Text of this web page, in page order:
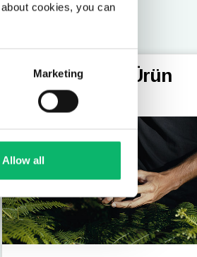
cookies, you can
Marketing
Allow all
İnovasyon ve Ürün
Geliştirme